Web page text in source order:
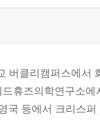
버클리캠퍼스에서
휴즈의학연구소
국 등에서 크리스